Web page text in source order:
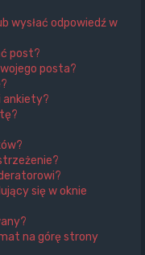
wysłać odpowiedź w
post?
posta?
ankiety?
się w oknie
na górę strony